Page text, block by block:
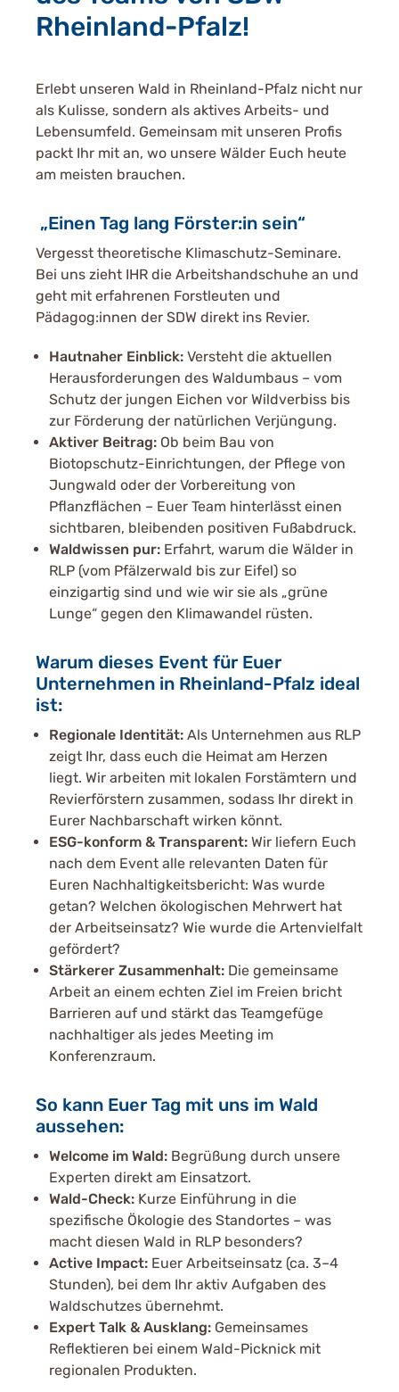
Rheinland-Pfalz!
Erlebt unseren Wald in Rheinland-Pfalz nicht nur
als Kulisse, sondern als aktives Arbeits- und
Lebensumfeld. Gemeinsam mit unseren Profis
packt Ihr mit an, wo unsere Wälder Euch heute
am meisten brauchen.
„Einen Tag lang Förster:in sein“
Vergesst theoretische Klimaschutz-Seminare.
Bei uns zieht IHR die Arbeitshandschuhe an und
geht mit erfahrenen Forstleuten und
Pädagog:innen der SDW direkt ins Revier.
Hautnaher Einblick: Versteht die aktuellen
Herausforderungen des Waldumbaus – vom
Schutz der jungen Eichen vor Wildverbiss bis
zur Förderung der natürlichen Verjüngung.
Aktiver Beitrag: Ob beim Bau von
Biotopschutz-Einrichtungen, der Pflege von
Jungwald oder der Vorbereitung von
Pflanzflächen – Euer Team hinterlässt einen
sichtbaren, bleibenden positiven Fußabdruck.
Waldwissen pur: Erfahrt, warum die Wälder in
RLP (vom Pfälzerwald bis zur Eifel) so
einzigartig sind und wie wir sie als „grüne
Lunge“ gegen den Klimawandel rüsten.
Warum dieses Event für Euer
Unternehmen in Rheinland-Pfalz ideal
ist:
Regionale Identität: Als Unternehmen aus RLP
zeigt Ihr, dass euch die Heimat am Herzen
liegt. Wir arbeiten mit lokalen Forstämtern und
Revierförstern zusammen, sodass Ihr direkt in
Eurer Nachbarschaft wirken könnt.
ESG-konform & Transparent: Wir liefern Euch
nach dem Event alle relevanten Daten für
Euren Nachhaltigkeitsbericht: Was wurde
getan? Welchen ökologischen Mehrwert hat
der Arbeitseinsatz? Wie wurde die Artenvielfalt
gefördert?
Stärkerer Zusammenhalt: Die gemeinsame
Arbeit an einem echten Ziel im Freien bricht
Barrieren auf und stärkt das Teamgefüge
nachhaltiger als jedes Meeting im
Konferenzraum.
So kann Euer Tag mit uns im Wald
aussehen:
Welcome im Wald: Begrüßung durch unsere
Experten direkt am Einsatzort.
Wald-Check: Kurze Einführung in die
spezifische Ökologie des Standortes – was
macht diesen Wald in RLP besonders?
Active Impact: Euer Arbeitseinsatz (ca. 3–4
Stunden), bei dem Ihr aktiv Aufgaben des
Waldschutzes übernehmt.
Expert Talk & Ausklang: Gemeinsames
Reflektieren bei einem Wald-Picknick mit
regionalen Produkten.